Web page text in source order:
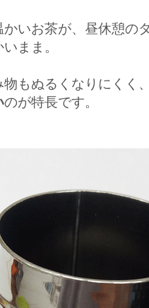
かいお茶が、昼休憩の
まま。
もぬるくなりにくく、
のが特長です。